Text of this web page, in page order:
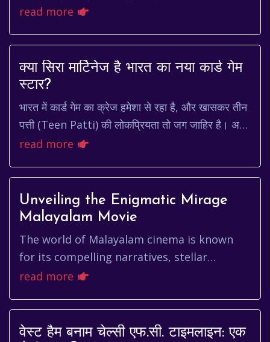
के लिए जाना जाता है। कैरेबियाई सागर के ...
read more
क्या सिरा मार्टिनेज है भारत का नया कार्ड गेम
स्टार?
भारत में कार्ड गेम का क्रेज हमेशा से रहा है, और खासकर तीन
पत्ती (Teen Patti) की लोकप्रियता तो जग जाहिर है। अब,
एक नया नाम चर्चा में है: सिरा मार्टिनेज...
read more
Unveiling the Enigmatic Mirage
Malayalam Movie
The world of Malayalam cinema is known
for its compelling narratives, stellar
performances, and a unique ability to
read more
वेस्ट हैम बनाम चेल्सी एफ.सी. टाइमलाइन: एक